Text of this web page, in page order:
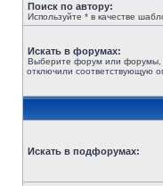
Поиск по автору:
Используйте * в качестве
Искать в форумах:
Выберите форум или форумы,
отключили соответствующую
Искать в подфорумах: